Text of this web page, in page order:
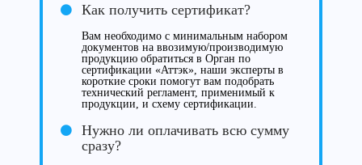
Как получить сертификат?
Вам необходимо с минимальным набором
документов на ввозимую/производимую
продукцию обратиться в Орган по
сертификации «Аттэк», наши эксперты в
короткие сроки помогут вам подобрать
технический регламент, применимый к
продукции, и схему сертификации.
Нужно ли оплачивать всю сумму
сразу?